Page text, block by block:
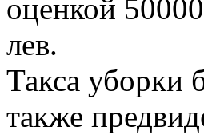
оценкой
лев.
Такса уборки
также